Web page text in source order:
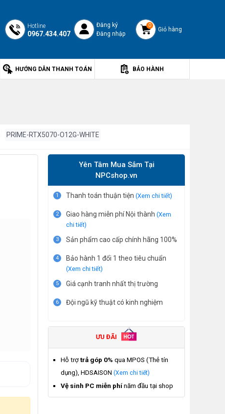
Hotline
0967.434.407
Đăng ký
Đăng nhập
0
Giỏ hàng
HƯỚNG DẪN THANH TOÁN BẢO HÀNH
PRIME-RTX5070-O12G-WHITE
Yên Tâm Mua Sắm Tại
NPCshop.vn
1 Thanh toán thuận tiện (Xem chi tiết)
2 Giao hàng miễn phí Nội thành (Xem
chi tiết)
3 Sản phẩm cao cấp chính hãng 100%
4 Bảo hành 1 đổi 1 theo tiêu chuẩn
(Xem chi tiết)
5 Giá cạnh tranh nhất thị trường
6 Đội ngũ kỹ thuật có kinh nghiệm
ƯU ĐÃI
Hỗ trợtrả góp 0% qua MPOS (Thẻ tín
dụng), HDSAISON (Xem chi tiết)
Vệ sinh PC miễn phínăm đầu tại shop